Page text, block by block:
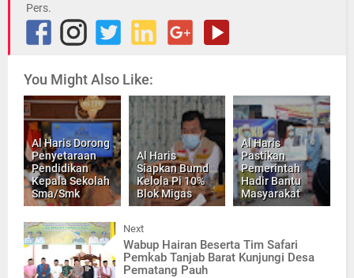
Pers.
You Might Also Like:
Al Haris Dorong
Penyetaraan
Pendidikan
Kepala Sekolah
Sma/Smk
Al Haris
Siapkan Bumd
Kelola Pi 10%
Blok Migas
Al Haris
Pastikan
Pemerintah
Hadir Bantu
Masyarakat
Next
Wabup Hairan Beserta Tim Safari
Pemkab Tanjab Barat Kunjungi Desa
Pematang Pauh